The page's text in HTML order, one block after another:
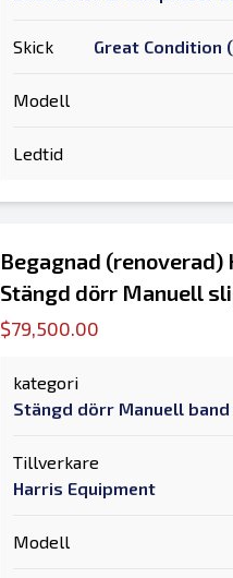
Skick Great Condition
Modell
Ledtid
Begagnad (renoverad)
Stängd dörr Manuell
$79,500.00
kategori
Stängd dörr Manuell
Tillverkare
Harris Equipment
Modell